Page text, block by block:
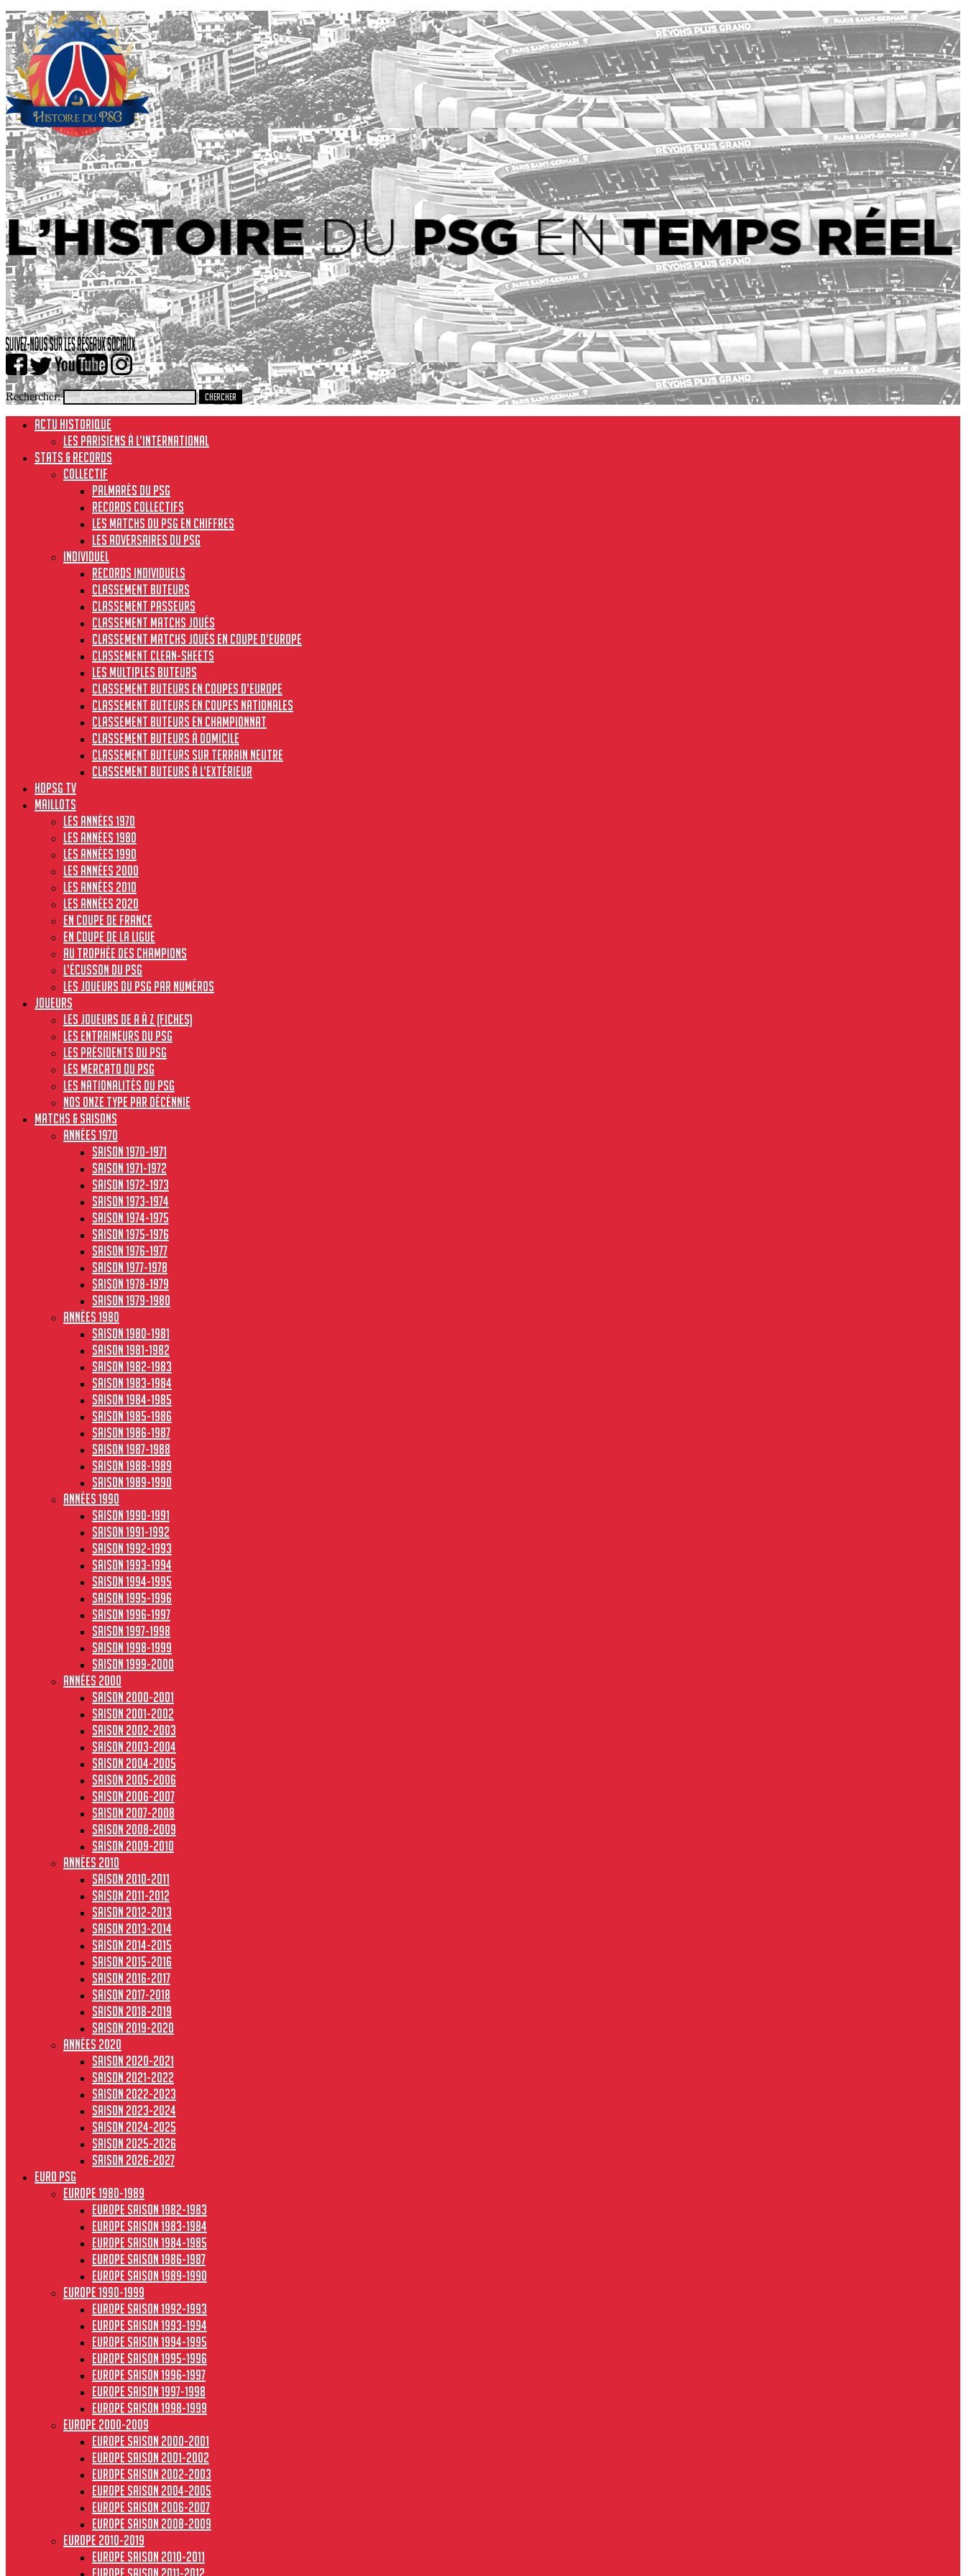
Rechercher:
ACTU HISTORIQUE
Les Parisiens à l’international
STATS & RECORDS
Collectif
Palmarès du PSG
Records collectifs
Les matchs du PSG en chiffres
Les adversaires du PSG
Individuel
Records individuels
Classement buteurs
Classement passeurs
Classement matchs joués
Classement matchs joués en Coupe d’Europe
Classement clean-sheets
Les multiples buteurs
Classement buteurs en coupes d’Europe
Classement buteurs en coupes nationales
Classement buteurs en championnat
Classement buteurs à domicile
Classement buteurs sur terrain neutre
Classement buteurs à l’extérieur
HdPSG TV
MAILLOTS
Les années 1970
Les années 1980
Les années 1990
Les années 2000
Les années 2010
Les années 2020
En Coupe de France
En Coupe de la Ligue
Au Trophée des Champions
L’écusson du PSG
Les joueurs du PSG par numéros
JOUEURS
Les joueurs de A à Z (fiches)
Les entraineurs du PSG
Les présidents du PSG
Les Mercato du PSG
Les nationalités du PSG
Nos onze type par décénnie
MATCHS & SAISONS
Années 1970
Saison 1970-1971
Saison 1971-1972
Saison 1972-1973
Saison 1973-1974
Saison 1974-1975
Saison 1975-1976
Saison 1976-1977
Saison 1977-1978
Saison 1978-1979
Saison 1979-1980
Années 1980
Saison 1980-1981
Saison 1981-1982
Saison 1982-1983
Saison 1983-1984
Saison 1984-1985
Saison 1985-1986
Saison 1986-1987
Saison 1987-1988
Saison 1988-1989
Saison 1989-1990
Années 1990
Saison 1990-1991
Saison 1991-1992
Saison 1992-1993
Saison 1993-1994
Saison 1994-1995
Saison 1995-1996
Saison 1996-1997
Saison 1997-1998
Saison 1998-1999
Saison 1999-2000
Années 2000
Saison 2000-2001
Saison 2001-2002
Saison 2002-2003
Saison 2003-2004
Saison 2004-2005
Saison 2005-2006
Saison 2006-2007
Saison 2007-2008
Saison 2008-2009
Saison 2009-2010
Années 2010
Saison 2010-2011
Saison 2011-2012
Saison 2012-2013
Saison 2013-2014
Saison 2014-2015
Saison 2015-2016
Saison 2016-2017
Saison 2017-2018
Saison 2018-2019
Saison 2019-2020
Années 2020
Saison 2020-2021
Saison 2021-2022
Saison 2022-2023
Saison 2023-2024
Saison 2024-2025
Saison 2025-2026
Saison 2026-2027
Euro PSG
Europe 1980-1989
Europe saison 1982-1983
Europe Saison 1983-1984
Europe saison 1984-1985
Europe saison 1986-1987
Europe saison 1989-1990
Europe 1990-1999
Europe saison 1992-1993
Europe saison 1993-1994
Europe saison 1994-1995
Europe saison 1995-1996
Europe saison 1996-1997
Europe Saison 1997-1998
Europe saison 1998-1999
Europe 2000-2009
Europe saison 2000-2001
Europe saison 2001-2002
Europe saison 2002-2003
Europe saison 2004-2005
Europe saison 2006-2007
Europe saison 2008-2009
Europe 2010-2019
Europe saison 2010-2011